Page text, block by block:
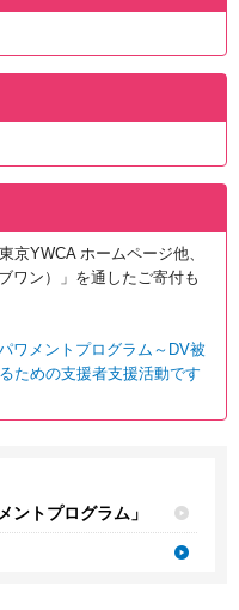
京YWCA ホームページ他、
ブワン）」を通したご寄付も
ワメントプログラム～DV被
ための支援者支援活動です
ントプログラム」